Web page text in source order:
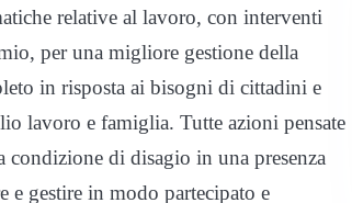
relative al lavoro, con interventi
per una migliore gestione della
in risposta ai bisogni di cittadini e
lavoro e famiglia. Tutte azioni pensate
di disagio in una presenza
e gestire in modo partecipato e